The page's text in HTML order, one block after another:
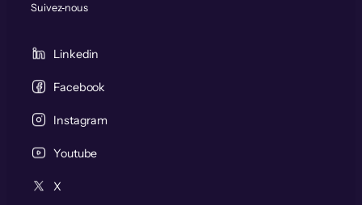
Suivez‑nous
Linkedin
Facebook
Instagram
Youtube
X